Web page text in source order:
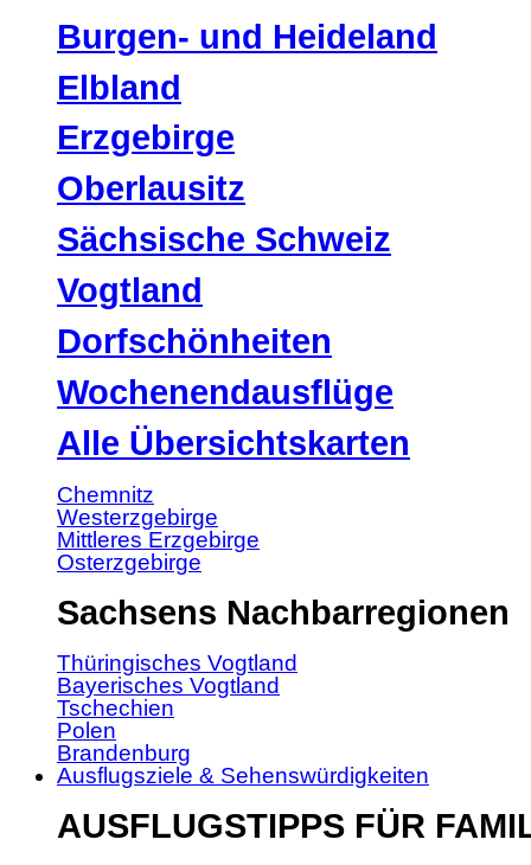
Burgen- und Heideland
Elbland
Erzgebirge
Oberlausitz
Sächsische Schweiz
Vogtland
Dorfschönheiten
Wochenendausflüge
Alle Übersichtskarten
Chemnitz
Westerzgebirge
Mittleres Erzgebirge
Osterzgebirge
Sachsens Nachbarregionen
Thüringisches Vogtland
Bayerisches Vogtland
Tschechien
Polen
Brandenburg
Ausflugsziele & Sehenswürdigkeiten
AUSFLUGSTIPPS FÜR